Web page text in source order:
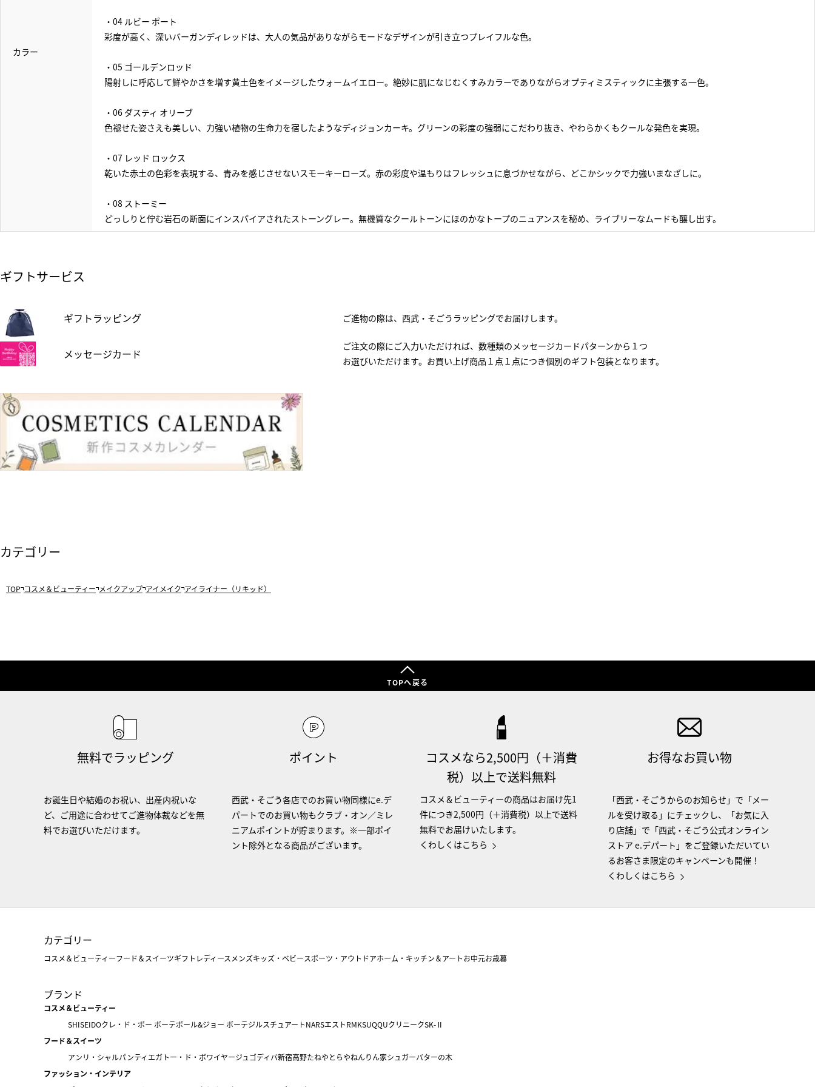
カラー
・04 ルビー ポート
彩度が高く、深いバーガンディレッドは、大人の気品がありながらモードなデザインが引き立つプレイフルな色。
・05 ゴールデンロッド
陽射しに呼応して鮮やかさを増す黄土色をイメージしたウォームイエロー。絶妙に肌になじむくすみカラーでありながらオプティミスティックに主張する一色。
・06 ダスティ オリーブ
色褪せた姿さえも美しい、力強い植物の生命力を宿したようなディジョンカーキ。グリーンの彩度の強弱にこだわり抜き、やわらかくもクールな発色を実現。
・07 レッド ロックス
乾いた赤土の色彩を表現する、青みを感じさせないスモーキーローズ。赤の彩度や温もりはフレッシュに息づかせながら、どこかシックで力強いまなざしに。
・08 ストーミー
どっしりと佇む岩石の断面にインスパイアされたストーングレー。無機質なクールトーンにほのかなトープのニュアンスを秘め、ライブリーなムードも醸し出す。
ギフトサービス
ギフトラッピング ご進物の際は、西武・そごうラッピングでお届けします。
メッセージカード
ご注文の際にご入力いただければ、数種類のメッセージカードパターンから１つ
お選びいただけます。お買い上げ商品１点１点につき個別のギフト包装となります。
カテゴリー
TOP コスメ＆ビューティー メイクアップ アイメイク アイライナー（リキッド）
TOPへ戻る
無料でラッピング
お誕生日や結婚のお祝い、出産内祝いな
ど、ご用途に合わせてご進物体裁などを無
料でお選びいただけます。
ポイント
西武・そごう各店でのお買い物同様にe.デ
パートでのお買い物もクラブ・オン／ミレ
ニアムポイントが貯まります。※一部ポイ
ント除外となる商品がございます。
コスメなら2,500円（＋消費
税）以上で送料無料
コスメ＆ビューティーの商品はお届け先1
件につき2,500円（＋消費税）以上で送料
無料でお届けいたします。
くわしくはこちら
お得なお買い物
「西武・そごうからのお知らせ」で「メー
ルを受け取る」にチェックし、「お気に入
り店舗」で「西武・そごう公式オンライン
ストア e.デパート」をご登録いただいてい
るお客さま限定のキャンペーンも開催！
くわしくはこちら
カテゴリー
コスメ＆ビューティーフード＆スイーツギフト レディースメンズキッズ・ベビースポーツ・アウトドアホーム・キッチン＆アートお中元お歳暮
ブランド
コスメ＆ビューティー
SHISEIDOクレ・ド・ポー ボーテポール&ジョー ボーテジルスチュアートNARSエストRMKSUQQUクリニークSK-Ⅱ
フード＆スイーツ
アンリ・シャルパンティエガトー・ド・ボワイヤージュゴディバ新宿高野たねやとらやねんりん家シュガーバターの木
ファッション・インテリア